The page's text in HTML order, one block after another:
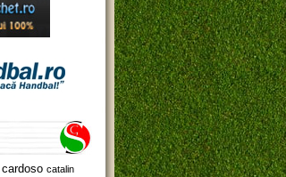
cardoso catalin